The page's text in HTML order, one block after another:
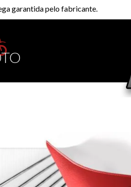
garantida pelo fabricante.